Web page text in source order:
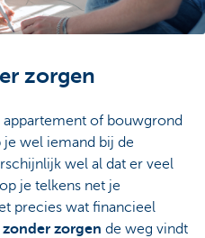
zorgen
of bouwgrond
wel iemand bij de
wel al dat er veel
je telkens net je
precies wat financieel
zonder zorgen de weg vindt